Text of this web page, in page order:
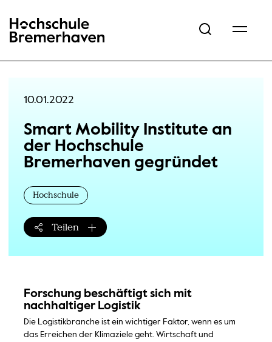
Hochschule Bremerhaven
10.01.2022
Smart Mobility Institute an
der Hochschule
Bremerhaven gegründet
Hochschule
Teilen
Teilen-Menü öffnen
Forschung beschäftigt sich mit
nachhaltiger Logistik
Die Logistikbranche ist ein wichtiger Faktor, wenn es um
das Erreichen der Klimaziele geht. Wirtschaft und